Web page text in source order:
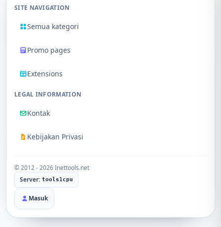
SITE NAVIGATION
Semua kategori
Promo pages
Extensions
LEGAL INFORMATION
Kontak
Kebijakan Privasi
© 2012 - 2026 Inettools.net
Server: tools1cpu
Masuk